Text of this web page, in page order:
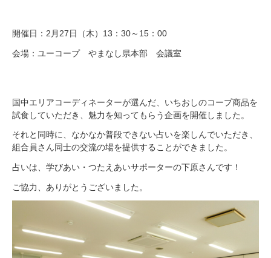
開催日：2月27日（木）13：30～15：00
会場：ユーコープ やまなし県本部 会議室
国中エリアコーディネーターが選んだ、いちおしのコープ商品を
試食していただき、魅力を知ってもらう企画を開催しました。
それと同時に、なかなか普段できない占いを楽しんでいただき、
組合員さん同士の交流の場を提供することができました。
占いは、学びあい・つたえあいサポーターの下原さんです！
ご協力、ありがとうございました。